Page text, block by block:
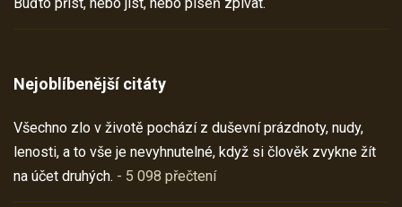
Nejoblíbenější citáty
Všechno zlo v životě pochází z duševní prázdnoty, nudy,
lenosti, a to vše je nevyhnutelné, když si člověk zvykne žít
na účet druhých. - 5 098 přečtení